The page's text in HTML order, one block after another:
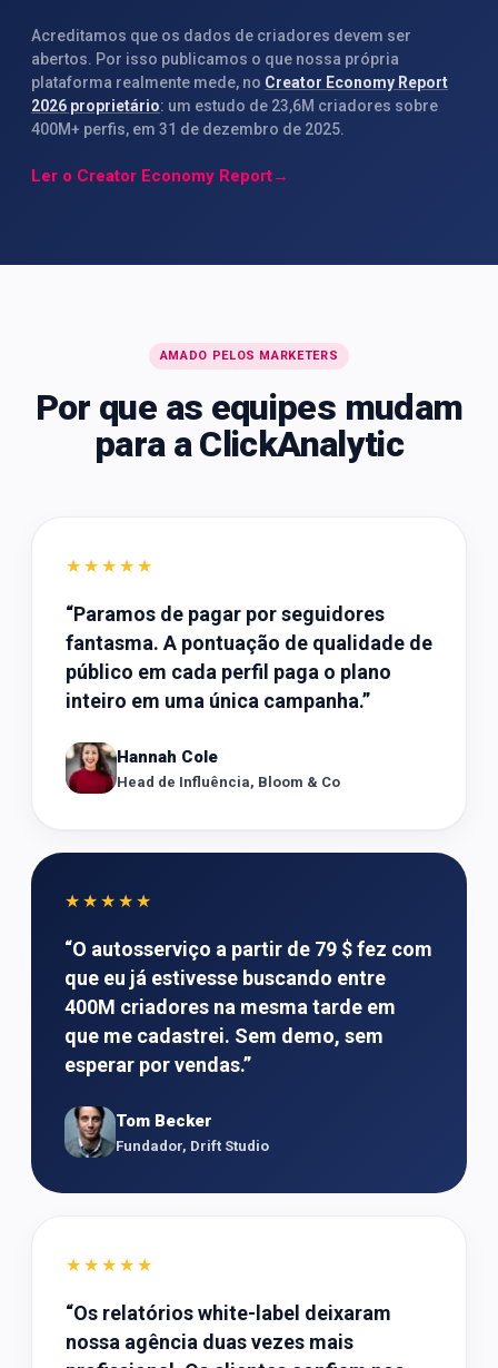
Acreditamos que os dados de criadores devem ser
abertos. Por isso publicamos o que nossa própria
plataforma realmente mede, no Creator Economy Report
2026 proprietário: um estudo de 23,6M criadores sobre
400M+ perfis, em 31 de dezembro de 2025.
Ler o Creator Economy Report→
AMADO PELOS MARKETERS
Por que as equipes mudam
para a ClickAnalytic
★★★★★
“Paramos de pagar por seguidores
fantasma. A pontuação de qualidade de
público em cada perfil paga o plano
inteiro em uma única campanha.”
Hannah Cole
Head de Influência, Bloom & Co
★★★★★
“O autosserviço a partir de 79 $ fez com
que eu já estivesse buscando entre
400M criadores na mesma tarde em
que me cadastrei. Sem demo, sem
esperar por vendas.”
Tom Becker
Fundador, Drift Studio
★★★★★
“Os relatórios white-label deixaram
nossa agência duas vezes mais